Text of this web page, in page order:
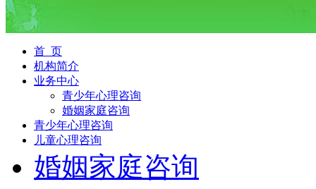
首 页
机构简介
业务中心
青少年心理咨询
婚姻家庭咨询
青少年心理咨询
儿童心理咨询
婚姻家庭咨询